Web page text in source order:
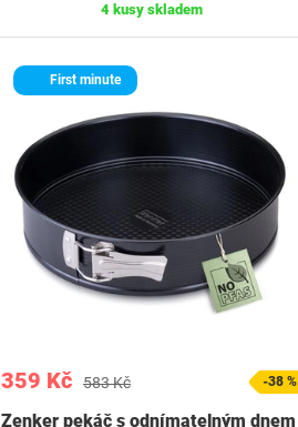
4 kusy skladem
First minute
359 Kč 583 Kč -38 %
Zenker pekáč s odnímatelným dnem